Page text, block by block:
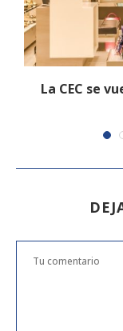
La CEC se